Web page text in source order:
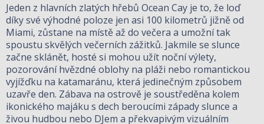
Jeden z hlavních zlatých hřebů Ocean Cay je to, že loď
díky své výhodné poloze jen asi 100 kilometrů jižně od
Miami, zůstane na místě až do večera a umožní tak
spoustu skvělých večerních zážitků. Jakmile se slunce
začne sklánět, hosté si mohou užít noční výlety,
pozorování hvězdné oblohy na pláži nebo romantickou
vyjížďku na katamaránu, která jedinečným způsobem
uzavře den. Zábava na ostrově je soustředěna kolem
ikonického majáku s dech beroucími západy slunce a
živou hudbou nebo DJem a překvapivým vizuálním